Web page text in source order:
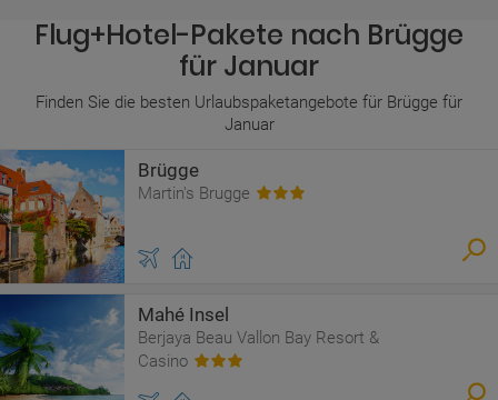
Flug+Hotel-Pakete nach Brügge
für Januar
Finden Sie die besten Urlaubspaketangebote für Brügge für
Januar
Brügge
Martin's Brugge
Mahé Insel
Berjaya Beau Vallon Bay Resort &
Casino